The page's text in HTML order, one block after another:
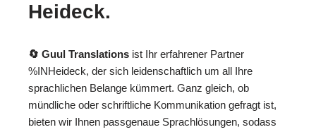
Heideck.
🔄 Guul Translations ist Ihr erfahrener Partner
%INHeideck, der sich leidenschaftlich um all Ihre
sprachlichen Belange kümmert. Ganz gleich, ob
mündliche oder schriftliche Kommunikation gefragt ist,
bieten wir Ihnen passgenaue Sprachlösungen, sodass